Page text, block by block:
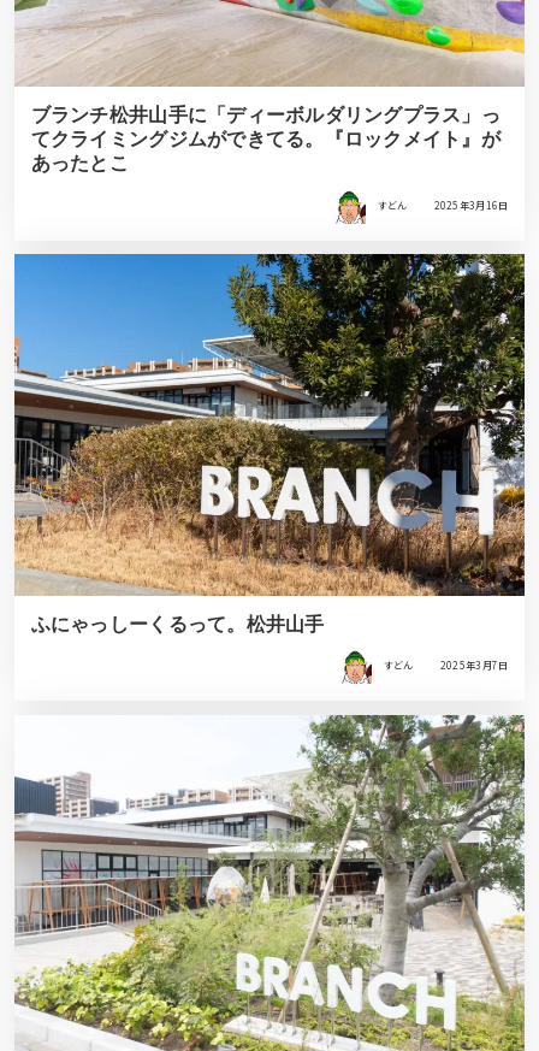
ブランチ松井山手に「ディーボルダリングプラス」っ
てクライミングジムができてる。『ロックメイト』が
あったとこ
すどん 2025年3月16日
ふにゃっしーくるって。松井山手
すどん 2025年3月7日